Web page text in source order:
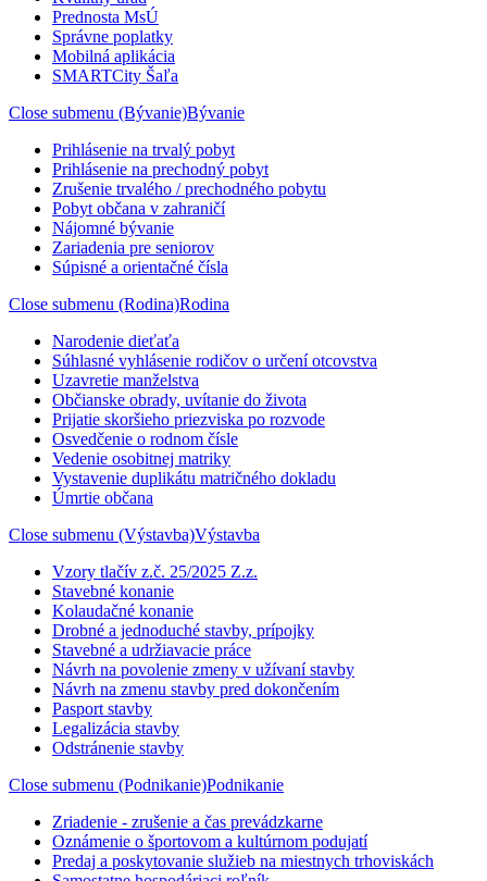
Prednosta MsÚ
Správne poplatky
Mobilná aplikácia
SMARTCity Šaľa
Close submenu (Bývanie)Bývanie
Prihlásenie na trvalý pobyt
Prihlásenie na prechodný pobyt
Zrušenie trvalého / prechodného pobytu
Pobyt občana v zahraničí
Nájomné bývanie
Zariadenia pre seniorov
Súpisné a orientačné čísla
Close submenu (Rodina)Rodina
Narodenie dieťaťa
Súhlasné vyhlásenie rodičov o určení otcovstva
Uzavretie manželstva
Občianske obrady, uvítanie do života
Prijatie skoršieho priezviska po rozvode
Osvedčenie o rodnom čísle
Vedenie osobitnej matriky
Vystavenie duplikátu matričného dokladu
Úmrtie občana
Close submenu (Výstavba)Výstavba
Vzory tlačív z.č. 25/2025 Z.z.
Stavebné konanie
Kolaudačné konanie
Drobné a jednoduché stavby, prípojky
Stavebné a udržiavacie práce
Návrh na povolenie zmeny v užívaní stavby
Návrh na zmenu stavby pred dokončením
Pasport stavby
Legalizácia stavby
Odstránenie stavby
Close submenu (Podnikanie)Podnikanie
Zriadenie - zrušenie a čas prevádzkarne
Oznámenie o športovom a kultúrnom podujatí
Predaj a poskytovanie služieb na miestnych trhoviskách